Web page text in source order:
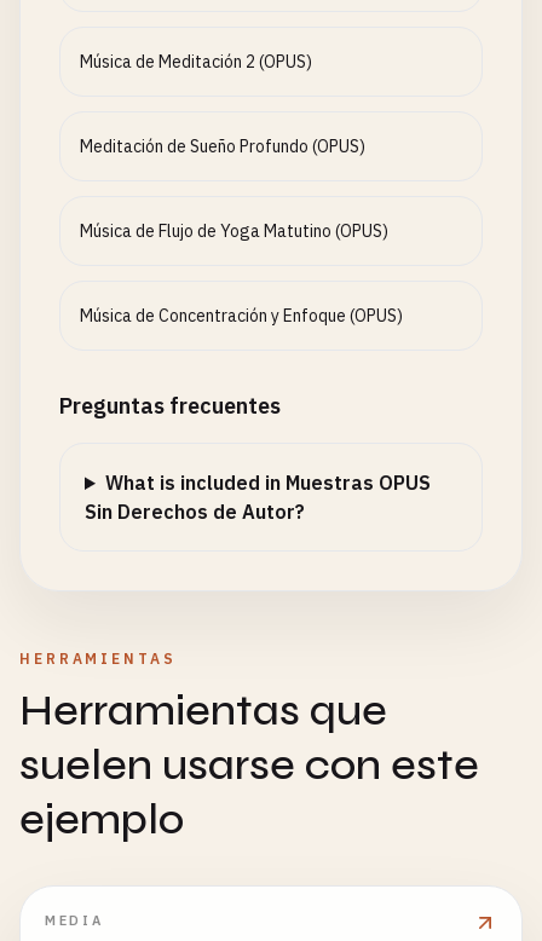
Música de Meditación 2 (OPUS)
Meditación de Sueño Profundo (OPUS)
Música de Flujo de Yoga Matutino (OPUS)
Música de Concentración y Enfoque (OPUS)
Preguntas frecuentes
What is included in Muestras OPUS
Sin Derechos de Autor?
HERRAMIENTAS
Herramientas que
suelen usarse con este
ejemplo
MEDIA